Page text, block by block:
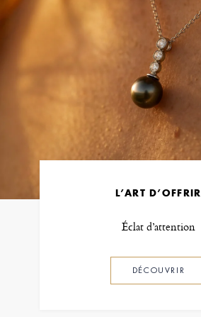
L’ART D’OFFRIR
Éclat d’attention
DÉCOUVRIR